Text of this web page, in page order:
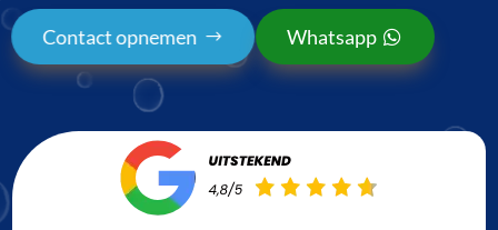
Contact opnemen Whatsapp